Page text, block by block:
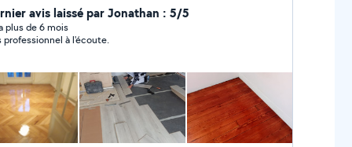
type de carrelage pour sols et murs.
de sol : Parquet, stratifié, vinyle, Lino
moquette Peinture : état des lieux dégât des
:pose de cuisine création
sure mesure Rapide et efficace. Maçonnerie :
constructions et rénovations.plaqout
de plâtre pose porte et fenêtre Plomberie :
et dépannage. SDB et sdd Bricolage général
avis laissé par Jonathan : 5/5
plus de 6 mois
professionnel à l'écoute.